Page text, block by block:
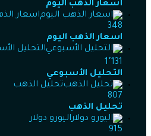
أسعار الذهب اليوم
اسعار
348
اسعار الذهب اليوم
التحليل
1٬131
التحليل الأسبوعي
تحليل الذهب
807
تحليل الذهب
اليورو دولار
915